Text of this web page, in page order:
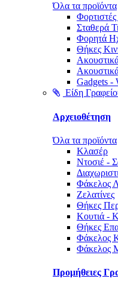
Όλα τα προϊόντα
Σταθερά
Φορητά
Θήκες
Gadgets -
Είδη
Αρχειοθέτηση
Όλα τα προϊόντα
Κλασέρ
Ντοσιέ -
Φάκελος
Ζελατίνες
Θήκες
Κουτιά -
Θήκες
Φάκελος
Φάκελος
Προμήθειες